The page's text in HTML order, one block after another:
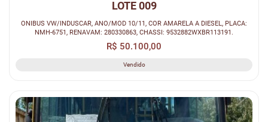
LOTE 009
ONIBUS VW/INDUSCAR, ANO/MOD 10/11, COR AMARELA A DIESEL, PLACA:
NMH-6751, RENAVAM: 280330863, CHASSI: 9532882WXBR113191.
R$ 50.100,00
Vendido